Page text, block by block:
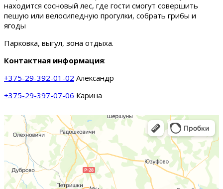
находится сосновый лес, где гости смогут совершить
пешую или велосипедную прогулки, собрать грибы и
ягоды
Парковка, выгул, зона отдыха.
Контактная информация:
+375-29-392-01-02 Александр
+375-29-397-07-06 Карина